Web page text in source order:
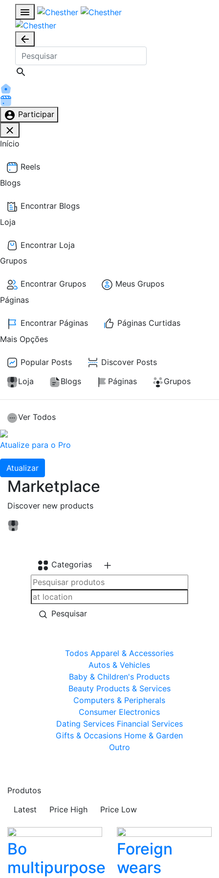
Participar
Início
Reels
Blogs
Encontrar Blogs
Loja
Encontrar Loja
Grupos
Encontrar Grupos
Meus Grupos
Páginas
Encontrar Páginas
Páginas Curtidas
Mais Opções
Popular Posts
Discover Posts
Loja
Blogs Páginas Grupos
Ver Todos
Atualize para o Pro
Atualizar
Marketplace
Discover new products
Categorias
Pesquisar
Todos Apparel & Accessories
Autos & Vehicles
Baby & Children's Products
Beauty Products & Services
Computers & Peripherals
Consumer Electronics
Dating Services Financial Services
Gifts & Occasions Home & Garden
Outro
Produtos
Latest
Price High Price Low
Bo
multipurpose
Foreign
wears